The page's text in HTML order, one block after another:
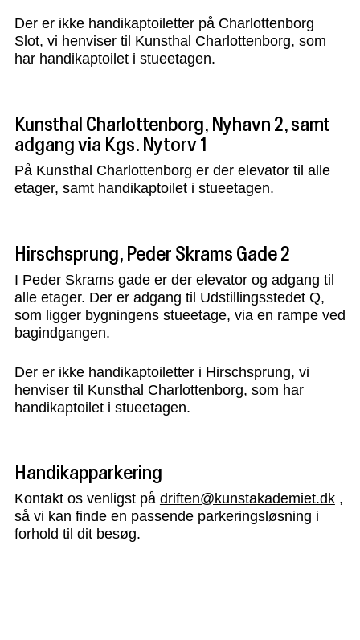
Der er ikke handikaptoiletter på Charlottenborg
Slot, vi henviser til Kunsthal Charlottenborg, som
har handikaptoilet i stueetagen.
Kunsthal Charlottenborg, Nyhavn 2, samt
adgang via Kgs. Nytorv 1
På Kunsthal Charlottenborg er der elevator til alle
etager, samt handikaptoilet i stueetagen.
Hirschsprung, Peder Skrams Gade 2
I Peder Skrams gade er der elevator og adgang til
alle etager. Der er adgang til Udstillingsstedet Q,
som ligger bygningens stueetage, via en rampe ved
bagindgangen.
Der er ikke handikaptoiletter i Hirschsprung, vi
henviser til Kunsthal Charlottenborg, som har
handikaptoilet i stueetagen.
Handikapparkering
Kontakt os venligst på driften@kunstakademiet.dk,
så vi kan finde en passende parkeringsløsning i
forhold til dit besøg.